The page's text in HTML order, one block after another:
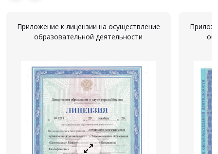
Приложение к лицензии на осуществление
образовательной деятельности